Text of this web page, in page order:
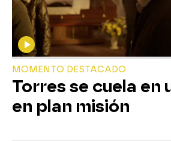
MOMENTO DESTACADO
Torres se cuela en
en plan misión